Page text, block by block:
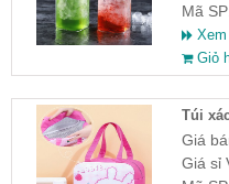
Mã
Xem
Giỏ
Túi
hình
Giá
Giá sỉ